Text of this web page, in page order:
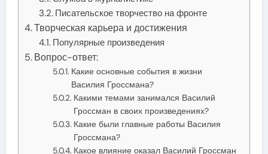
Писательское творчество на фронте
Творческая карьера и достижения
Популярные произведения
Вопрос-ответ:
Какие основные события в жизни
Василия Гроссмана?
Какими темами занимался Василий
Гроссман в своих произведениях?
Какие были главные работы Василия
Гроссмана?
Какое влияние оказал Василий Гроссман